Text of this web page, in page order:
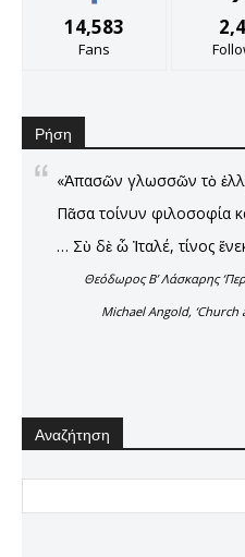
14,583
Fans
Ρήση
«Ἁπασῶν γλωσσῶν τὸ
Πᾶσα τοίνυν φιλοσοφία
… Σὺ δὲ ὦ Ἰταλέ, τίνος
Θεόδωρος Β’ Λάσκαρης
Michael Angold,
Αναζήτηση